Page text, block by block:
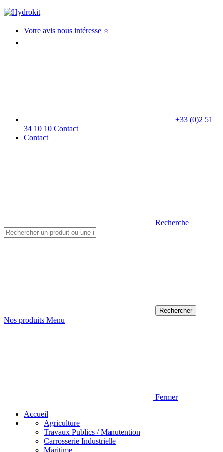
Votre avis nous intéresse ⭐
+33 (0)2 51
34 10 10 Contact
Contact
Recherche
Nos produits Menu
Fermer
Accueil
Agriculture
Travaux Publics / Manutention
Carrosserie Industrielle
Maritime